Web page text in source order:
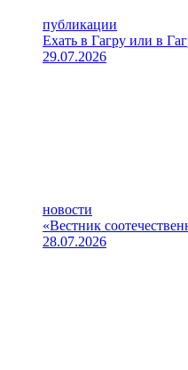
публикации
Ехать в Гагру или в
29.07.2026
новости
«Вестник
28.07.2026